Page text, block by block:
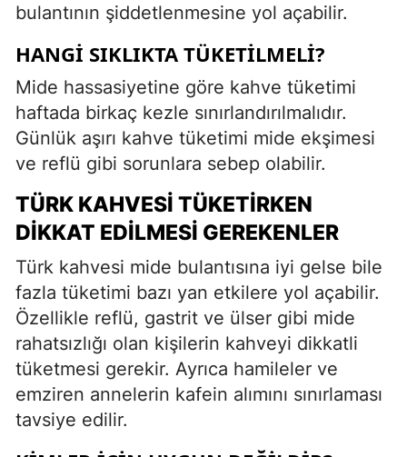
bulantının şiddetlenmesine yol açabilir.
HANGI SIKLIKTA TÜKETILMELI?
Mide hassasiyetine göre kahve tüketimi
haftada birkaç kezle sınırlandırılmalıdır.
Günlük aşırı kahve tüketimi mide ekşimesi
ve reflü gibi sorunlara sebep olabilir.
TÜRK KAHVESI TÜKETIRKEN
DIKKAT EDILMESI GEREKENLER
Türk kahvesi mide bulantısına iyi gelse bile
fazla tüketimi bazı yan etkilere yol açabilir.
Özellikle reflü, gastrit ve ülser gibi mide
rahatsızlığı olan kişilerin kahveyi dikkatli
tüketmesi gerekir. Ayrıca hamileler ve
emziren annelerin kafein alımını sınırlaması
tavsiye edilir.